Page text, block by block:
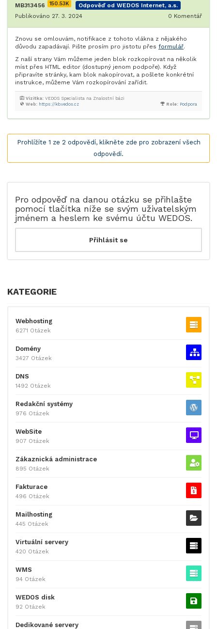
MB313456 150.53K
Odpověď od WEDOS Internet, a.s.
Publikováno 27. 3. 2024
0 Komentář
Znovu se omlouvám, notifikace z tohoto vlákna z nějakého
důvodu zapadávají. Pište prosím pro jistotu přes formulář.
Z naší strany Vám můžeme jeden blok rozkopírovat na několik
míst přes HTML editor (dostupný jenom podpoře). Když
připravíte stránky, kam blok nakopírovat, a pošlete konkrétní
instrukce, můžeme Vám rozkopírování zařídit.
Role: Podpora
Web: https://kb.vedos.cz
Vizitka: VEDOS Specialista na Znalostní bázi
Prohlížíte 1 ze 2 odpovědí, klikněte zde pro zobrazení všech
odpovědí.
Pro odpověď na danou otázku se přihlašte
pomocí tlačítka níže se svým uživatelským
jménem a heslem ke svému účtu WEDOS.
KATEGORIE
Webhosting
6271 Otázek
Domény
3427 Otázek
DNS
1492 Otázek
Redakční systémy
976 Otázek
WebSite
907 Otázek
Zákaznická administrace
895 Otázek
Fakturace
496 Otázek
Mailhosting
445 Otázek
Virtuální servery
420 Otázek
WMS
94 Otázek
WEDOS disk
92 Otázek
Dedikované servery